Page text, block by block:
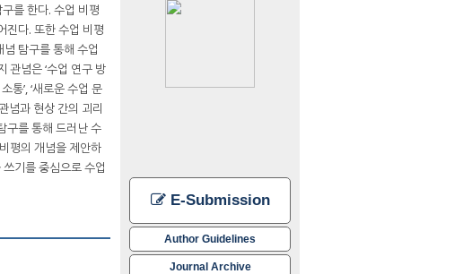
E-Submission
Author Guidelines
Journal Archive
를 한다. 수업 비평
진다. 또한 수업 비평
탐구를 통해 수업
관념은 ‘수업 연구 방
통’, ‘새로운 수업 문
념과 현상 간의 괴리
구를 통해 드러난 수
평의 개념을 제안하
기를 중심으로 수업